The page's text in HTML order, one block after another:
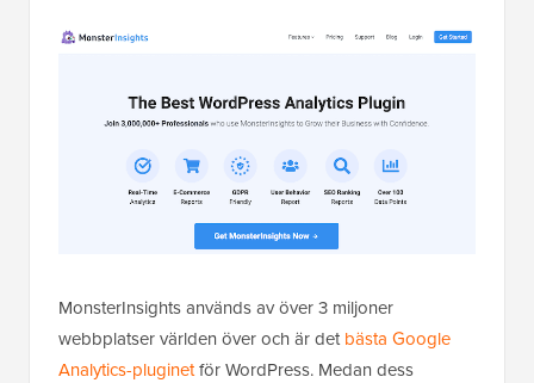
MonsterInsights används av över 3 miljoner
webbplatser världen över och är detbästa Google
Analytics-pluginetför WordPress. Medan dess